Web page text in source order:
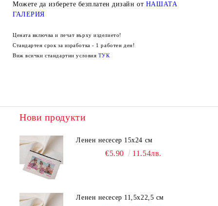
Можете да изберете безплатен дизайн от НАШАТА
ГАЛЕРИЯ
Цената включва и печат върху изделието!
Стандартен срок за изработка - 1 работен ден!
Виж всички стандартни условия ТУК
Нови продукти
Ленен несесер 15х24 см
€5.90 11.54лв.
Ленен несесер 11,5х22,5 см